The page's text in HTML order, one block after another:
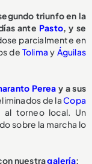
triunfo en la
ante Pasto, y se
parcialmente en
de Tolimay Águilas
Perea y a sus
de laCopa
al torneo local. Un
sobre la marcha lo
nuestragalería: